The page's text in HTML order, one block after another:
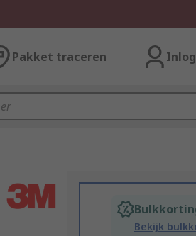
Pakket traceren
Bekijk